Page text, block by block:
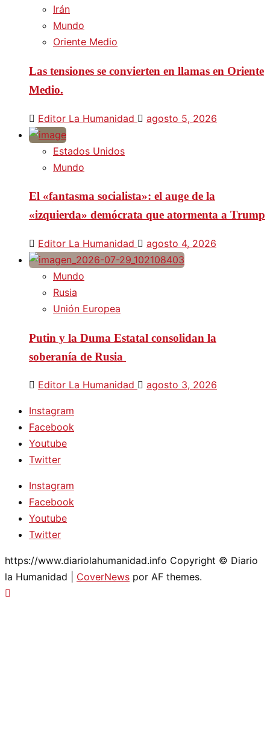
Irán
Mundo
Oriente Medio
Las tensiones se convierten en llamas en Oriente
Medio.
Editor La Humanidad agosto 5, 2026
Estados Unidos
Mundo
El «fantasma socialista»: el auge de la
«izquierda» demócrata que atormenta a Trump
Editor La Humanidad agosto 4, 2026
Mundo
Rusia
Unión Europea
Putin y la Duma Estatal consolidan la
soberanía de Rusia
Editor La Humanidad agosto 3, 2026
Instagram
Facebook
Youtube
Twitter
Instagram
Facebook
Youtube
Twitter
https://www.diariolahumanidad.info Copyright © Diario
la Humanidad
CoverNews por AF themes.